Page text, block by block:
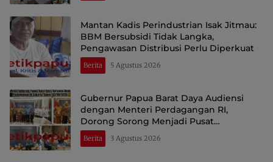
Mantan Kadis Perindustrian Isak Jitmau:
BBM Bersubsidi Tidak Langka,
Pengawasan Distribusi Perlu Diperkuat
Berita 5 Agustus 2026
Gubernur Papua Barat Daya Audiensi
dengan Menteri Perdagangan RI,
Dorong Sorong Menjadi Pusat
Perdagangan dan Ekspor Kawasan Timur
Indonesia
Berita 3 Agustus 2026